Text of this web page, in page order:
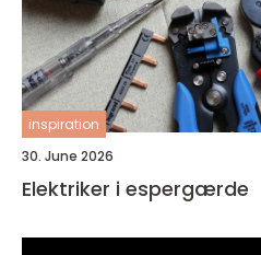
inspiration
30. June 2026
Elektriker i espergærde